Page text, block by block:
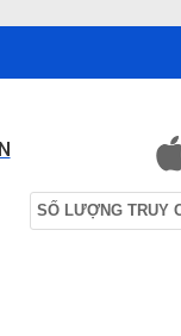
SỐ LƯỢNG TRUY